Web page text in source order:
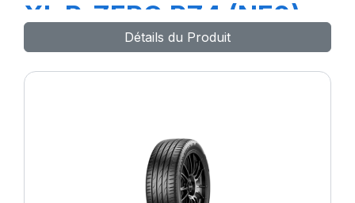
XL P-ZERO PZ4 (NF0)
ELT
Détails du Produit